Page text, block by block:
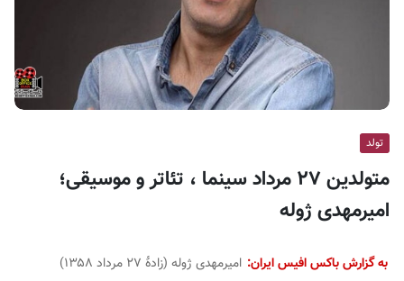
ن
تولد
متولدین ۲۷ مرداد سینما ، تئاتر و موسیقی؛
امیرمهدی ژوله
به گزارش باکس افیس ایران:
امیرمهدی ژوله (زادهٔ ۲۷ مرداد ۱۳۵۸)